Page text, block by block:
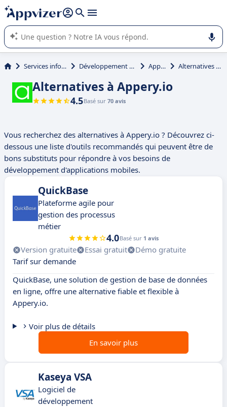
répondre (plusieurs lignes avec
L'IA de Appvizer vous guide dans l'utilisation ou la sélection de
logiciel SaaS en entreprise.
Services informatiques Développement d'applications Appery.io Alternatives à Appery.io
Alternatives à Appery.io
4.5Basé sur 70 avis
Vous recherchez des alternatives à Appery.io ? Découvrez ci-
dessous une liste d'outils recommandés qui peuvent être de
bons substituts pour répondre à vos besoins de
développement d'applications mobiles.
QuickBase
Plateforme agile pour
gestion des processus
métier
4.0Basé sur 1 avis
Version gratuite Essai gratuit
Démo gratuite
Tarif sur demande
QuickBase, une solution de gestion de base de données
en ligne, offre une alternative fiable et flexible à
Appery.io.
Voir plus de détails
En savoir plus
Kaseya VSA
Logiciel de
développement